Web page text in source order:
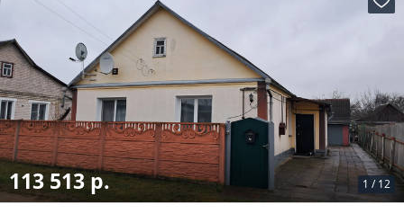
1 / 12
113 513 р.